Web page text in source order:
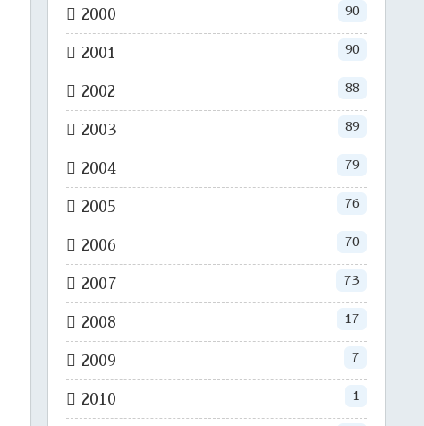
2000 90
2001 90
2002 88
2003 89
2004 79
2005 76
2006 70
2007 73
2008 17
2009 7
2010 1